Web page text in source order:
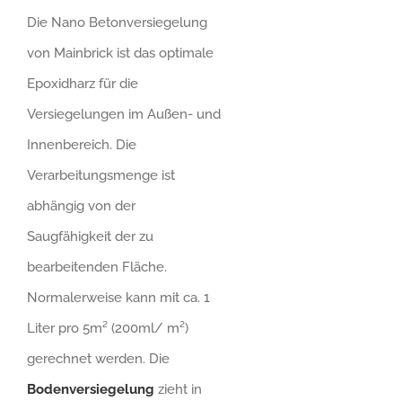
Die Nano Betonversiegelung
von Mainbrick ist das optimale
Epoxidharz für die
Versiegelungen im Außen- und
Innenbereich. Die
Verarbeitungsmenge ist
abhängig von der
Saugfähigkeit der zu
bearbeitenden Fläche.
Normalerweise kann mit ca. 1
Liter pro 5m² (200ml/ m²)
gerechnet werden. Die
Bodenversiegelung zieht in